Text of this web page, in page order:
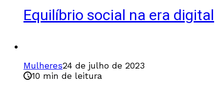
Equilíbrio social na era digital
Mulheres24 de julho de 2023
10 min de leitura